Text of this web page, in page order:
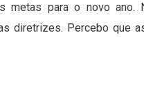
metas para o novo ano.
diretrizes. Percebo que